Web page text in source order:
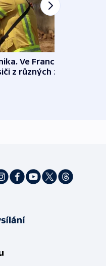
Ve Francii
z různých zemí